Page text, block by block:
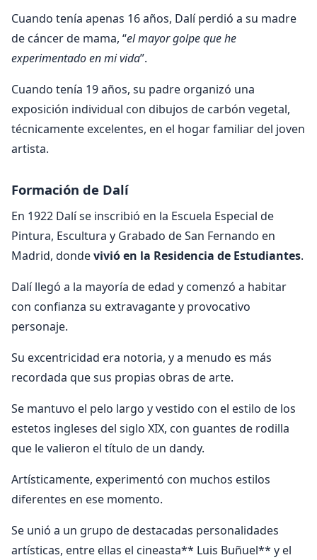
Cuando tenía apenas 16 años, Dalí perdió a su madre
de cáncer de mama, “el mayor golpe que he
experimentado en mi vida”.
Cuando tenía 19 años, su padre organizó una
exposición individual con dibujos de carbón vegetal,
técnicamente excelentes, en el hogar familiar del joven
artista.
Formación de Dalí
En 1922 Dalí se inscribió en la Escuela Especial de
Pintura, Escultura y Grabado de San Fernando en
Madrid, dondevivió en la Residencia de Estudiantes.
Dalí llegó a la mayoría de edad y comenzó a habitar
con confianza su extravagante y provocativo
personaje.
Su excentricidad era notoria, y a menudo es más
recordada que sus propias obras de arte.
Se mantuvo el pelo largo y vestido con el estilo de los
estetos ingleses del siglo XIX, con guantes de rodilla
que le valieron el título de un dandy.
Artísticamente, experimentó con muchos estilos
diferentes en ese momento.
Se unió a un grupo de destacadas personalidades
artísticas, entre ellas el cineasta** Luis Buñuel** y el